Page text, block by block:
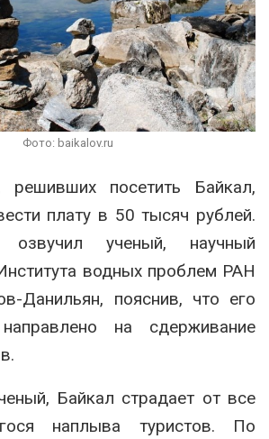
Фото: baikalov.ru
решивших посетить Байкал,
плату в 50 тысяч рублей.
ученый, научный
водных проблем РАН
Данильян, пояснив, что его
на сдерживание
Байкал страдает от все
наплыва туристов. По